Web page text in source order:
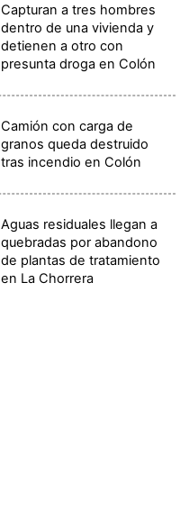
Capturan a tres hombres
dentro de una vivienda y
detienen a otro con
presunta droga en Colón
Camión con carga de
granos queda destruido
tras incendio en Colón
Aguas residuales llegan a
quebradas por abandono
de plantas de tratamiento
en La Chorrera